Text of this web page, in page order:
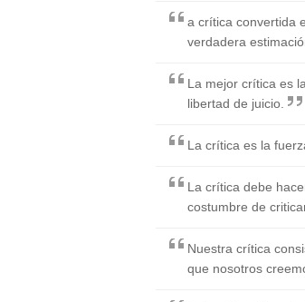
a crítica convertida
verdadera
La mejor crítica es
libertad de juicio.
La crítica es la
La crítica debe
costumbre de
Nuestra crítica
que nosotros